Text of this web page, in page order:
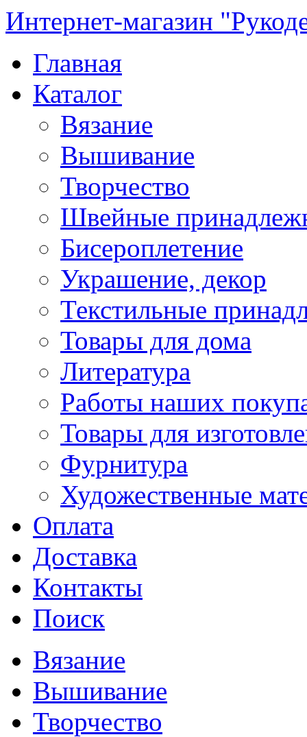
Интернет-магазин
Главная
Каталог
Вязание
Вышивание
Творчество
Швейные
Бисероплетение
Украшение, декор
Текстильные
Товары для дома
Литература
Работы наших
Товары для
Фурнитура
Художественные
Оплата
Доставка
Контакты
Поиск
Вязание
Вышивание
Творчество